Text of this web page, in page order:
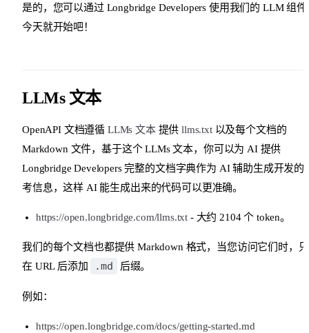
是的，您可以通过 Longbridge Developers 使用我们的 LLM 组件
今天就开始吧！
LLMs 文本
OpenAPI 文档遵循 LLMs 文本提供llms.txt以及每个文档的
Markdown 文件，基于这个 LLMs 文本，你可以为 AI 提供
Longbridge Developers 完整的文档字典作为 AI 辅助生成开发的
考信息，这样 AI 能生成出来的代码可以更准确。
https://open.longbridge.com/llms.txt - 大约 2104 个 token。
我们的每个文档也都提供 Markdown 格式，当您访问它们时，
在 URL 后添加
.md 后缀。
例如：
https://open.longbridge.com/docs/getting-started.md